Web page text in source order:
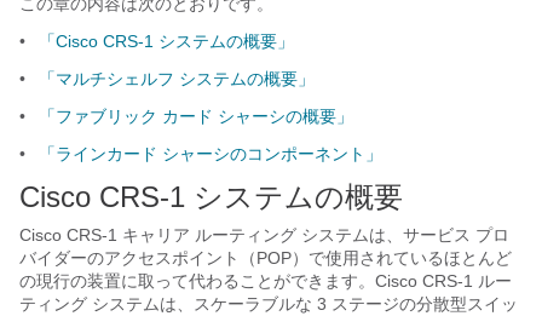
•
「Cisco CRS-1 システムの概要」
•
「マルチシェルフ システムの概要」
•
「ファブリック カード シャーシの概要」
•
「ラインカード シャーシのコンポーネント」
Cisco CRS-1 システムの概要
Cisco CRS-1 キャリア ルーティング システムは、サービス プロ
バイダーのアクセスポイント（POP）で使用されているほとんど
の現行の装置に取って代わることができます。Cisco CRS-1 ルー
ティング システムは、スケーラブルな 3 ステージの分散型スイッ